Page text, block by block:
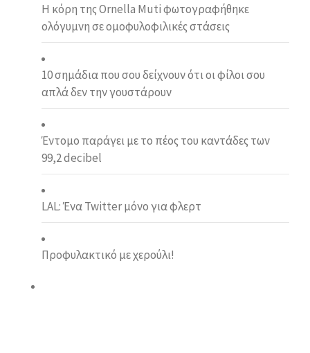
Η κόρη της Ornella Muti φωτογραφήθηκε
ολόγυμνη σε ομοφυλοφιλικές στάσεις
10 σημάδια που σου δείχνουν ότι οι φίλοι σου
απλά δεν την γουστάρουν
Έντομο παράγει με το πέος του καντάδες των
99,2 decibel
LAL: Ένα Twitter μόνο για φλερτ
Προφυλακτικό με χερούλι!